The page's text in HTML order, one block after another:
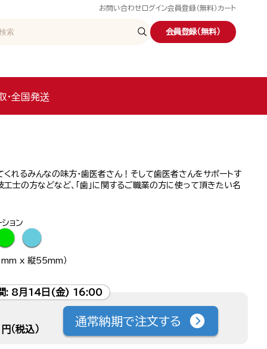
お問い合わせ ログイン会員登録（無料） カート
会員登録（無料）
・全国発送
れるみんなの味方・歯医者さん！そして歯医者さんをサポートす
士の方などなど、「歯」に関するご職業の方に使って頂きたい名
ョン
●
x 縦55mm）
: 8月14日(金) 16:00
円（税込）
通常納期で注文する